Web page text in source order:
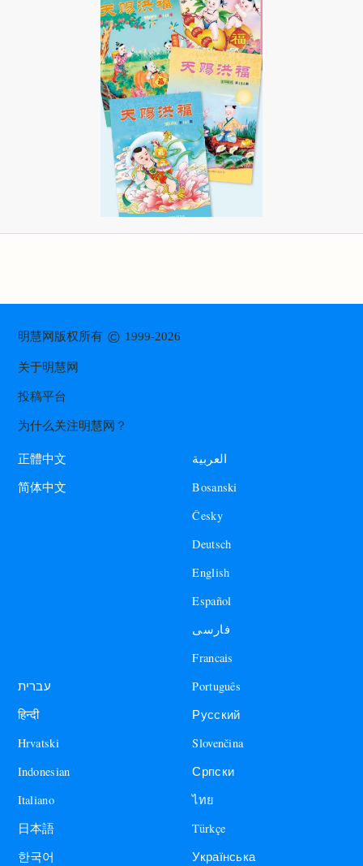
明慧网版权所有© 1999-2026
关于明慧网
投稿平台
为什么关注明慧网？
正體中文
简体中文
العربية
Bosanski
Česky
Deutsch
English
Español
فارسی
Francais
עברית
हिन्दी
Hrvatski
Indonesian
Italiano
日本語
한국어
Português
Русский
Slovenčina
Српски
ไทย
Türkçe
Українська